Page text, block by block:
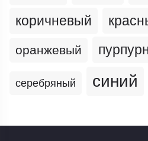
коричневый
оранжевый
серебряный синий